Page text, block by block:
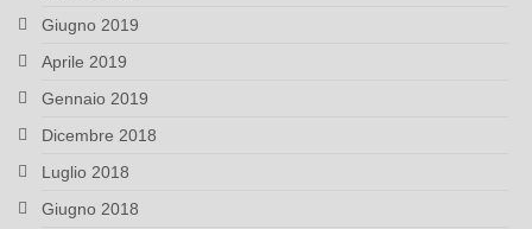
Giugno 2019
Aprile 2019
Gennaio 2019
Dicembre 2018
Luglio 2018
Giugno 2018